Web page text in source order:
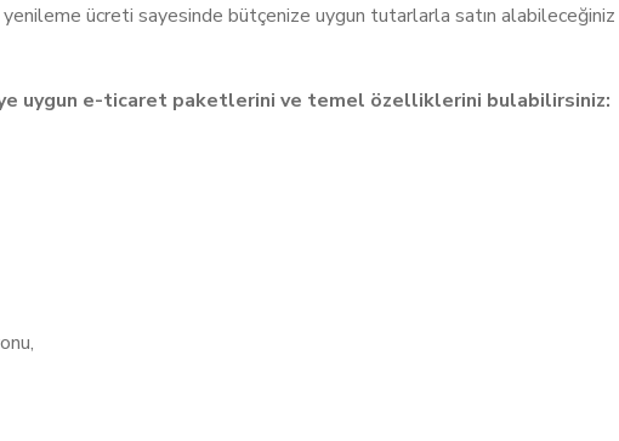
yenileme ücreti sayesinde bütçenize uygun tutarlarla satın alabileceğiniz
uygun e-ticaret paketlerini ve temel özelliklerini bulabilirsiniz: